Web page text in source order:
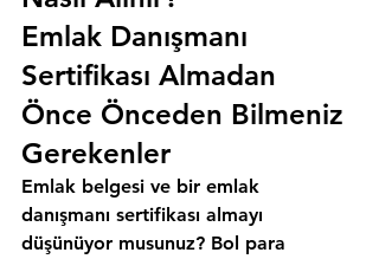
Emlak Danışmanı
Sertifikası Almadan
Önce Önceden Bilmeniz
Gerekenler
Emlak belgesi ve bir emlak
danışmanı sertifikası almayı
düşünüyor musunuz? Bol para